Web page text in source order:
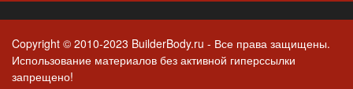
Copyright © 2010-2023 BuilderBody.ru - Все права защищены.
Использование материалов без активной гиперссылки
запрещено!